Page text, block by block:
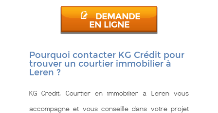
DEMANDE
EN LIGNE
Pourquoi contacter KG Crédit pour
trouver un courtier immobilier à
Leren ?
KG Crédit, Courtier en immobilier à Leren vous
accompagne et vous conseille dans votre projet